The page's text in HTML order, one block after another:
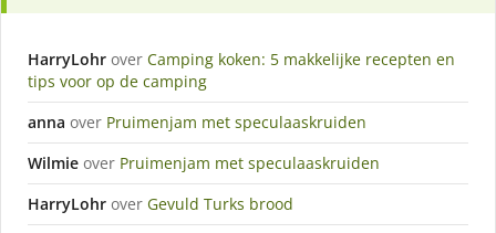
HarryLohr over Camping koken: 5 makkelijke recepten en
tips voor op de camping
anna over Pruimenjam met speculaaskruiden
Wilmie over Pruimenjam met speculaaskruiden
HarryLohr over Gevuld Turks brood